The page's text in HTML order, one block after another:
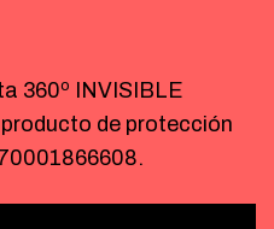
360º INVISIBLE
de protección